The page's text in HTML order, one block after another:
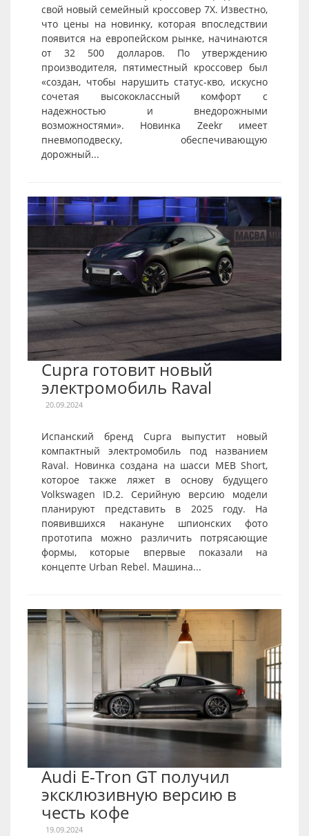
свой новый семейный кроссовер 7X. Известно,
что цены на новинку, которая впоследствии
появится на европейском рынке, начинаются
от 32 500 долларов. По утверждению
производителя, пятиместный кроссовер был
«создан, чтобы нарушить статус-кво, искусно
сочетая высококлассный комфорт с
надежностью и внедорожными
возможностями». Новинка Zeekr имеет
пневмоподвеску, обеспечивающую
дорожный...
Cupra готовит новый
электромобиль Raval
20.09.2024
Испанский бренд Cupra выпустит новый
компактный электромобиль под названием
Raval. Новинка создана на шасси MEB Short,
которое также ляжет в основу будущего
Volkswagen ID.2. Серийную версию модели
планируют представить в 2025 году. На
появившихся накануне шпионских фото
прототипа можно различить потрясающие
формы, которые впервые показали на
концепте Urban Rebel. Машина...
Audi E-Tron GT получил
эксклюзивную версию в
честь кофе
19.09.2024